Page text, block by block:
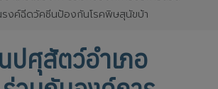
งค์ฉีดวัคซีนป้องกันโรคพิษสุนัขบ้า
ปศุสัตว์อำเภอ